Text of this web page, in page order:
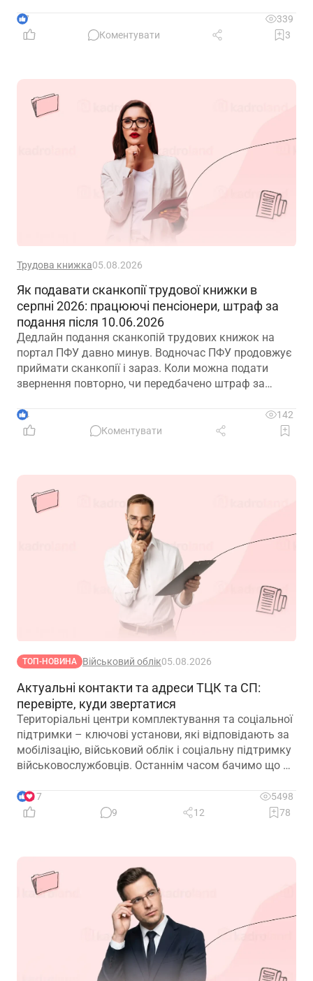
7
339
Коментувати
3
Трудова книжка05.08.2026
Як подавати сканкопії трудової книжки в
серпні 2026: працюючі пенсіонери, штраф за
подання після 10.06.2026
Дедлайн подання сканкопій трудових книжок на
портал ПФУ давно минув. Водночас ПФУ продовжує
приймати сканкопії і зараз. Коли можна подати
звернення повторно, чи передбачено штраф за
– в роз’ясненні ПФУ
4
142
Коментувати
ТОП-НОВИНА Військовий облік05.08.2026
Актуальні контакти та адреси ТЦК та СП:
перевірте, куди звертатися
Територіальні центри комплектування та соціальної
підтримки – ключові установи, які відповідають за
мобілізацію, військовий облік і соціальну підтримку
військовослужбовців. Останнім часом бачимо що ви
що й не дивно, адже потрібно провести звіряння.
Підказуємо де ви можете перевірити актуальні
17
5498
9
12 78